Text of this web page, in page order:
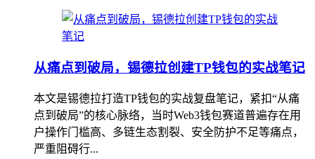
从痛点到破局，锡德拉创建TP钱包的实战笔记
本文是锡德拉打造TP钱包的实战复盘笔记，紧扣“从痛
点到破局”的核心脉络，当时Web3钱包赛道普遍存在用
户操作门槛高、多链生态割裂、安全防护不足等痛点，
严重阻碍行...